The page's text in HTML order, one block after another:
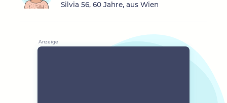
Silvia 56, 60 Jahre, aus Wien